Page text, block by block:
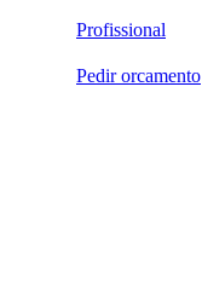
Profissional
Pedir orcamento